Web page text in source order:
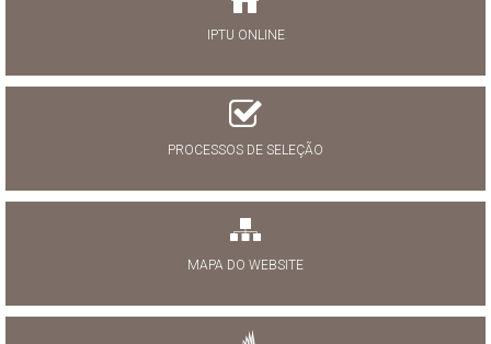
IPTU ONLINE
PROCESSOS DE SELEÇÃO
MAPA DO WEBSITE